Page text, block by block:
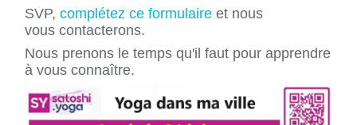
SVP, complétez ce formulaire et nous
vous contacterons.
Nous prenons le temps qu'il faut pour apprendre
à vous connaître.